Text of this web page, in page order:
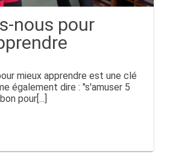
nous pour
mieux apprendre est une clé
également dire : "s'amuser 5
pour[...]